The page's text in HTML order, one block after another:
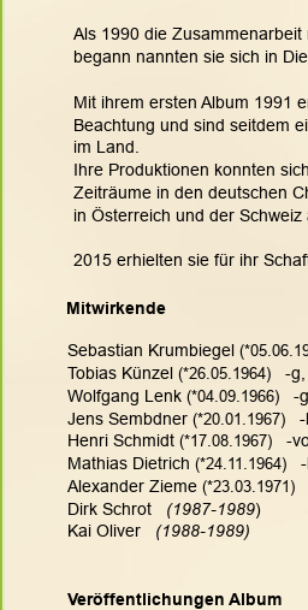
Als 1990 die
begann nannten sie sich in
Mit ihrem ersten Album 1991
Beachtung und sind seitdem
im Land.
Ihre Produktionen konnten
Zeiträume in den deutschen
in Österreich und der Schweiz
2015 erhielten sie für ihr
Sebastian Krumbiegel
Tobias Künzel (*26.05.1964)
-
Wolfgang Lenk (*04.09.1966)
Jens Sembdner (*20.01.1967)
Henri Schmidt (*17.08.1967)
-
Mathias Dietrich (*24.11.1964)
Alexander Zieme (*23.03.1971)
Dirk Schrot
(1987-1989)
Kai Oliver
(1988-1989)
Veröffentlichungen Album
Mitwirkende